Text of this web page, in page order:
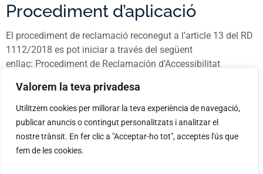
Valorem la teva privadesa
Utilitzem cookies per millorar la teva experiència de navegació,
publicar anuncis o contingut personalitzats i analitzar el
nostre trànsit. En fer clic a "Acceptar-ho tot", acceptes l'ús que
fem de les cookies.
Procediment d’aplicació
El procediment de reclamació reconegut a l’article 13 del RD
1112/2018 es pot iniciar a través del següent
enllaç: Procediment de Reclamación d’Accessibilitat
Contingut opcional
S’estableix com a objectiu assolir el compliment de tots els
requisits de nivell A i AA de la WCAG 2.1 junt a certs requisits
de nivell AAA considerats rellevants per a la millora de